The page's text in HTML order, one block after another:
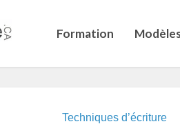
Formation
Techniques d’écriture